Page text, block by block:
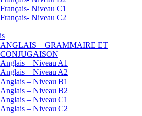
Français- Niveau C1
Français- Niveau C2
ANGLAIS – GRAMMAIRE ET
CONJUGAISON
Anglais – Niveau A1
Anglais – Niveau A2
Anglais – Niveau B1
Anglais – Niveau B2
Anglais – Niveau C1
Anglais – Niveau C2